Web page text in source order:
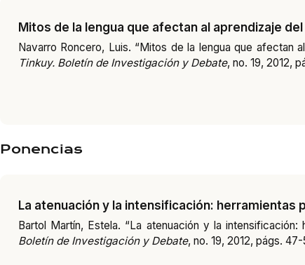
Mitos de la lengua que afectan al aprendizaje
Navarro Roncero, Luis. “Mitos de la lengua que afectan
Tinkuy. Boletín de Investigación y Debate, no. 19, 2012,
Ponencias
La atenuación y la intensificación: herramientas
Bartol Martín, Estela. “La atenuación y la intensificación:
Boletín de Investigación y Debate, no. 19, 2012, págs.